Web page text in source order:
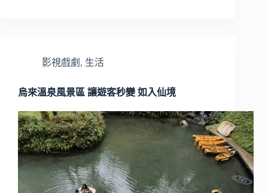
影視戲劇 , 生活
烏來溫泉風景區 讓遊客秒變 如入仙境